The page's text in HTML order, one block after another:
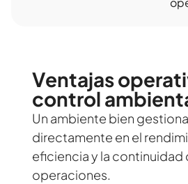
Ventajas
control
Un ambiente bien
directamente en el
eficiencia y la continuidad
operaciones.